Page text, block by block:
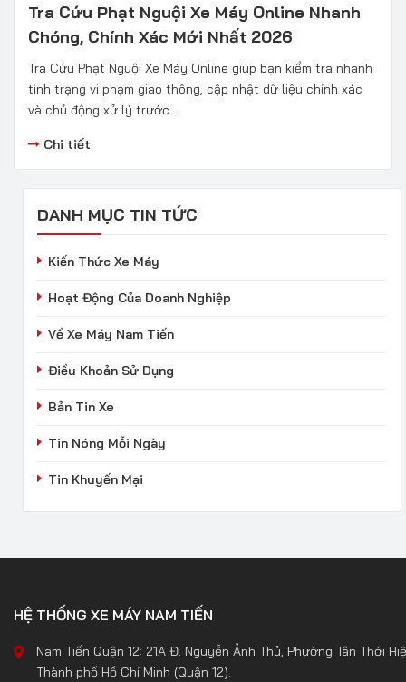
Tra Cứu Phạt Nguội Xe Máy Online Nhanh
Chóng, Chính Xác Mới Nhất 2026
Tra Cứu Phạt Nguội Xe Máy Online giúp bạn kiểm tra nhanh
tình trạng vi phạm giao thông, cập nhật dữ liệu chính xác
và chủ động xử lý trước...
Chi tiết
DANH MỤC TIN TỨC
Kiến Thức Xe Máy
Hoạt Động Của Doanh Nghiệp
Về Xe Máy Nam Tiến
Điều Khoản Sử Dụng
Bản Tin Xe
Tin Nóng Mỗi Ngày
Tin Khuyến Mại
HỆ THỐNG XE MÁY NAM TIẾN
Nam Tiến Quận 12: 21A Đ. Nguyễn Ảnh Thủ, Phường Tân Thới
Thành phố Hồ Chí Minh (Quận 12).